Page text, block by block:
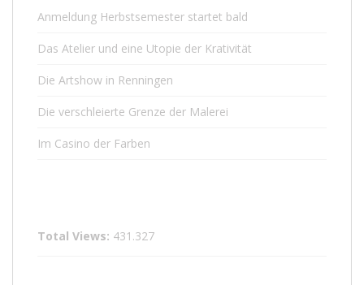
Anmeldung Herbstsemester startet bald
Das Atelier und eine Utopie der Krativität
Die Artshow in Renningen
Die verschleierte Grenze der Malerei
Im Casino der Farben
Total Views: 431.327